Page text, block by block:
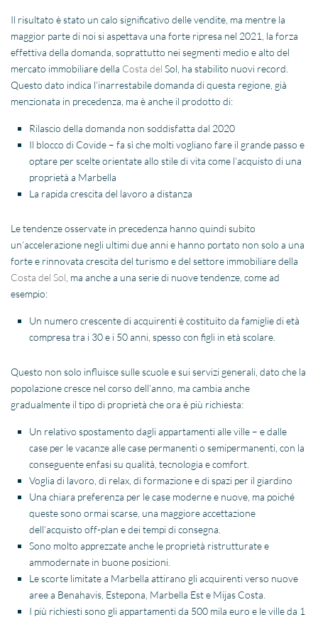
Il risultato è stato un calo significativo delle vendite, ma mentre la
maggior parte di noi si aspettava una forte ripresa nel 2021, la forza
effettiva della domanda, soprattutto nei segmenti medio e alto del
mercato immobiliare della Costa del Sol, ha stabilito nuovi record.
Questo dato indica l’inarrestabile domanda di questa regione, già
menzionata in precedenza, ma è anche il prodotto di:
Rilascio della domanda non soddisfatta dal 2020
Il blocco di Covide – fa sì che molti vogliano fare il grande passo e
optare per scelte orientate allo stile di vita come l’acquisto di una
proprietà a Marbella
La rapida crescita del lavoro a distanza
Le tendenze osservate in precedenza hanno quindi subito
un’accelerazione negli ultimi due anni e hanno portato non solo a una
forte e rinnovata crescita del turismo e del settore immobiliare della
Costa del Sol , ma anche a una serie di nuove tendenze, come ad
esempio:
Un numero crescente di acquirenti è costituito da famiglie di età
compresa tra i 30 e i 50 anni, spesso con figli in età scolare.
Questo non solo influisce sulle scuole e sui servizi generali, dato che la
popolazione cresce nel corso dell’anno, ma cambia anche
gradualmente il tipo di proprietà che ora è più richiesta:
Un relativo spostamento dagli appartamenti alle ville – e dalle
case per le vacanze alle case permanenti o semipermanenti, con la
conseguente enfasi su qualità, tecnologia e comfort.
Voglia di lavoro, di relax, di formazione e di spazi per il giardino
Una chiara preferenza per le case moderne e nuove, ma poiché
queste sono ormai scarse, una maggiore accettazione
dell’acquisto off-plan e dei tempi di consegna.
Sono molto apprezzate anche le proprietà ristrutturate e
ammodernate in buone posizioni.
Le scorte limitate a Marbella attirano gli acquirenti verso nuove
aree a Benahavis Estepona Marbella Est e Mijas Costa.
I più richiesti sono gliappartamentida 500 mila euro e levilleda 1